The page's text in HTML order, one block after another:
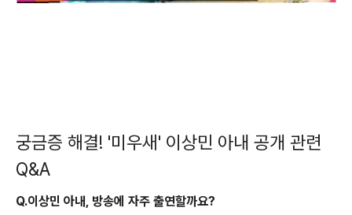
궁금증 해결! '미우새' 이상민 아내 공개 관련
Q&A
Q.이상민 아내, 방송에 자주 출연할까요?